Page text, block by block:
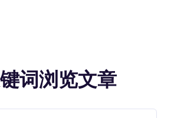
词浏览文章